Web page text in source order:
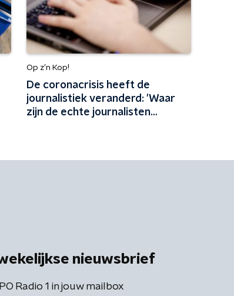
Op z’n Kop!
De coronacrisis heeft de
journalistiek veranderd: 'Waar
zijn de echte journalisten
nieuwsbrief
Radio 1 in jouw mailbox